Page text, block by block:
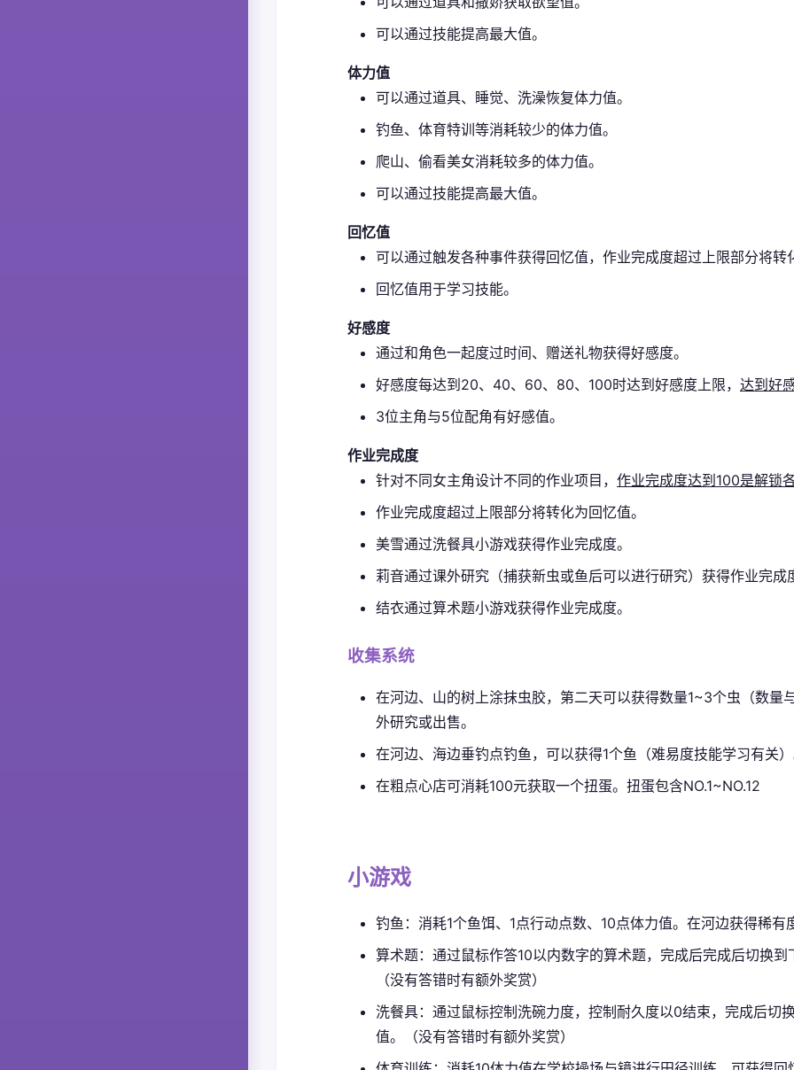
可以通过技能提高最大值。
体力值
可以通过道具、睡觉、洗澡恢复体力值。
钓鱼、体育特训等消耗较少的体力值。
爬山、偷看美女消耗较多的体力值。
可以通过技能提高最大值。
回忆值
可以通过触发各种事件获得回忆值，作业完成度超过上限部分将转
回忆值用于学习技能。
好感度
通过和角色一起度过时间、赠送礼物获得好感度。
好感度每达到20、40、60、80、100时达到好感度上限， 达到好
3位主角与5位配角有好感值。
作业完成度
针对不同女主角设计不同的作业项目， 作业完成度达到100是解锁
作业完成度超过上限部分将转化为回忆值。
美雪通过洗餐具小游戏获得作业完成度。
莉音通过课外研究（捕获新虫或鱼后可以进行研究）获得作业完成
结衣通过算术题小游戏获得作业完成度。
收集系统
在河边、山的树上涂抹虫胶，第二天可以获得数量1~3个虫（数量
外研究或出售。
在河边、海边垂钓点钓鱼，可以获得1个鱼（难易度技能学习有关
在粗点心店可消耗100元获取一个扭蛋。扭蛋包含NO.1~NO.12
小游戏
钓鱼：消耗1个鱼饵、1点行动点数、10点体力值。在河边获得稀有
算术题：通过鼠标作答10以内数字的算术题，完成后完成后切换到
（没有答错时有额外奖赏）
洗餐具：通过鼠标控制洗碗力度，控制耐久度以0结束，完成后切
值。（没有答错时有额外奖赏）